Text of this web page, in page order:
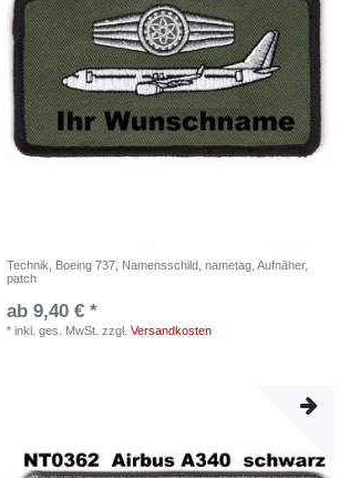
Technik, Boeing 737, Namensschild, nametag, Aufnäher,
patch
ab 9,40 € *
*inkl. ges. MwSt. zzgl.Versandkosten